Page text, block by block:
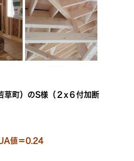
草町）のS様（２x６付加断
値＝0.24